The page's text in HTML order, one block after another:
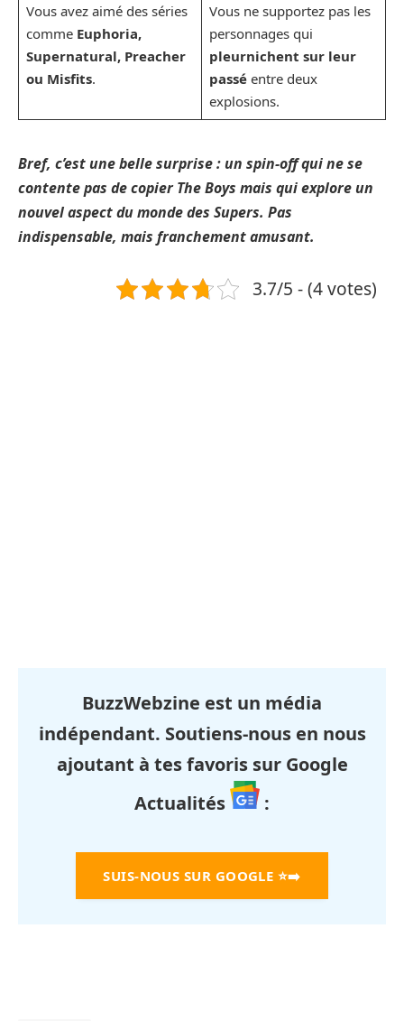
Vous avez aimé des séries
comme Euphoria,
Supernatural, Preacher
ou Misfits.
Vous ne supportez pas les
personnages qui
pleurnichent sur leur
passéentre deux
explosions.
Bref, c’est une belle surprise : un spin-off qui ne se
contente pas de copier The Boys mais qui explore un
nouvel aspect du monde des Supers. Pas
indispensable, mais franchement amusant.
3.7/5 - (4 votes)
BuzzWebzine est un média
indépendant. Soutiens-nous en nous
ajoutant à tes favoris sur Google
Actualités
:
SUIS-NOUS SUR GOOGLE ⭐➡️